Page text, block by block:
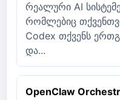
რეალური AI
რომლებიც
Codex თქვენს
და...
OpenClaw